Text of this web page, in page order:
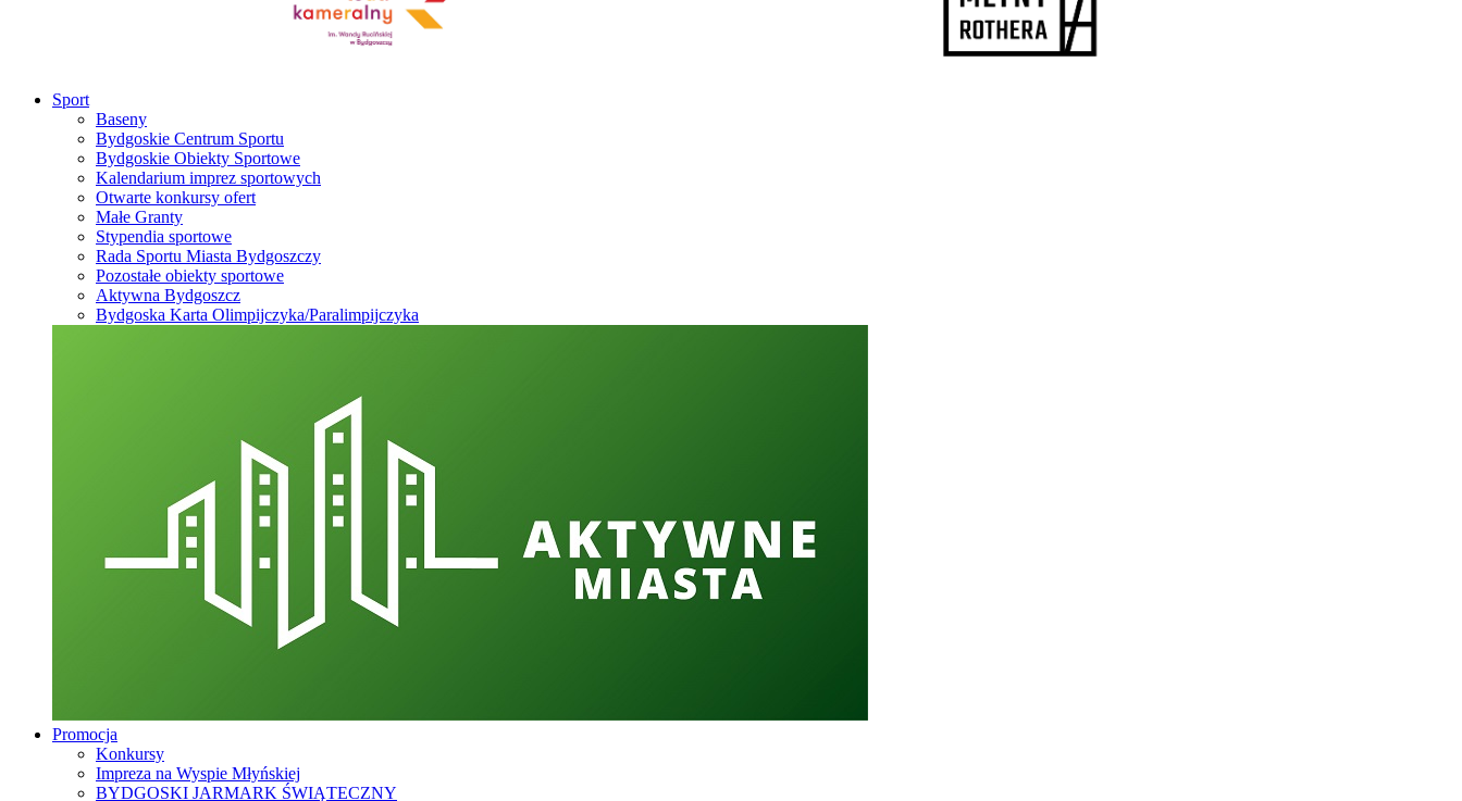
Sport
Baseny
Bydgoskie Centrum Sportu
Bydgoskie Obiekty Sportowe
Kalendarium imprez sportowych
Otwarte konkursy ofert
Małe Granty
Stypendia sportowe
Rada Sportu Miasta Bydgoszczy
Pozostałe obiekty sportowe
Aktywna Bydgoszcz
Bydgoska Karta Olimpijczyka/Paralimpijczyka
Promocja
Konkursy
Impreza na Wyspie Młyńskiej
BYDGOSKI JARMARK ŚWIĄTECZNY